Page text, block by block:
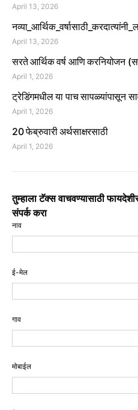
April 13, 2026
April 13, 2026
सरते आर्थिक वर्ष आणि करनियोजन
April 1, 2026
ट्रेडिंगमधील या पाच सापळ्यांपासून
April 1, 2026
20 फेब्रुवारी अर्थसाक्षरसाठी
April 1, 2026
तुम्हाला टॅक्स वाचवण्यासाठी
संपर्क करा
नाव
ई-मेल
गाव
मोबाईल